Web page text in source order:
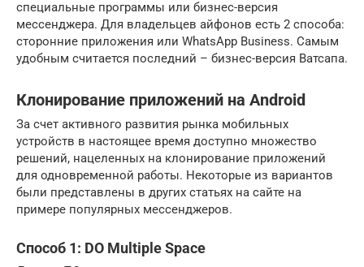
специальные программы или бизнес-версия
мессенджера. Для владельцев айфонов есть 2 способа:
сторонние приложения или WhatsApp Business. Самым
удобным считается последний – бизнес-версия Ватсапа.
Клонирование приложений на Android
За счет активного развития рынка мобильных
устройств в настоящее время доступно множество
решений, нацеленных на клонирование приложений
для одновременной работы. Некоторые из вариантов
были представлены в других статьях на сайте на
примере популярных мессенджеров.
Способ 1: DO Multiple Space